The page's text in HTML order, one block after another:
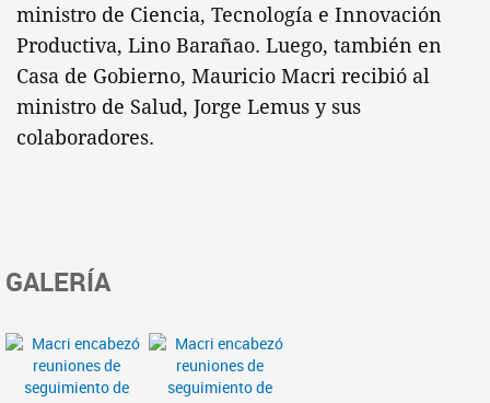
ministro de Ciencia, Tecnología e Innovación
Productiva, Lino Barañao. Luego, también en
Casa de Gobierno, Mauricio Macri recibió al
ministro de Salud, Jorge Lemus y sus
colaboradores.
GALERÍA